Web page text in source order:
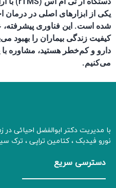
یکی از ابزارهای اصلی در درمان
شده است. این فناوری پیشرفته،
کیفیت زندگی بیماران را بهبود
می‌کنیم.
نورو فیدبک ، کتامین تراپی ، ترک
دسترسی سریع